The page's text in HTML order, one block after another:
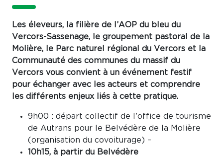
Les éleveurs, la filière de l’AOP du bleu du
Vercors-Sassenage, le groupement pastoral de la
Molière, le Parc naturel régional du Vercors et la
Communauté des communes du massif du
Vercors vous convient à un événement festif
pour échanger avec les acteurs et comprendre
les différents enjeux liés à cette pratique.
9h00 : départ collectif de l’office de tourisme
de Autrans pour le Belvédère de la Molière
(organisation du covoiturage) –
10h15, à partir du Belvédère